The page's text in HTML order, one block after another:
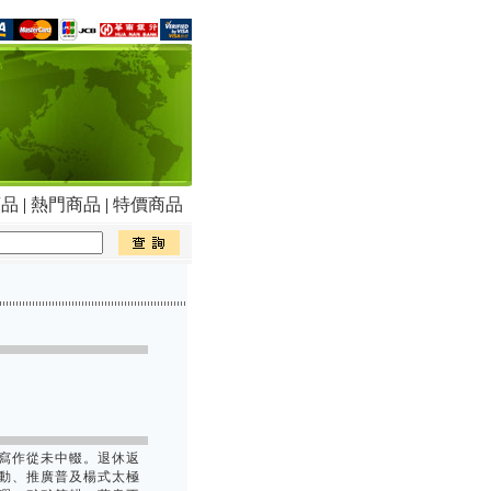
| 熱門商品 | 特價商品
作從未中輟。退休返
、推廣普及楊式太極